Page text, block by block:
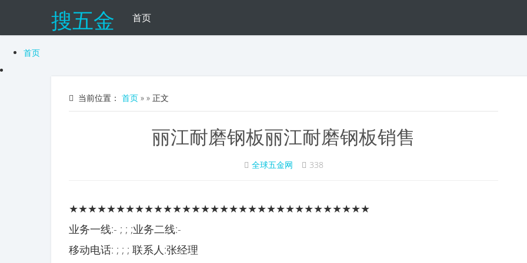
搜五金 首页
首页
当前位置： 首页 » » 正文
丽江耐磨钢板丽江耐磨钢板销售
全球五金网 338
★★★★★★★★★★★★★★★★★★★★★★★★★★★★★★★★
业务一线:- ; ; ;业务二线:-
移动电话: ; ; ; 联系人:张经理